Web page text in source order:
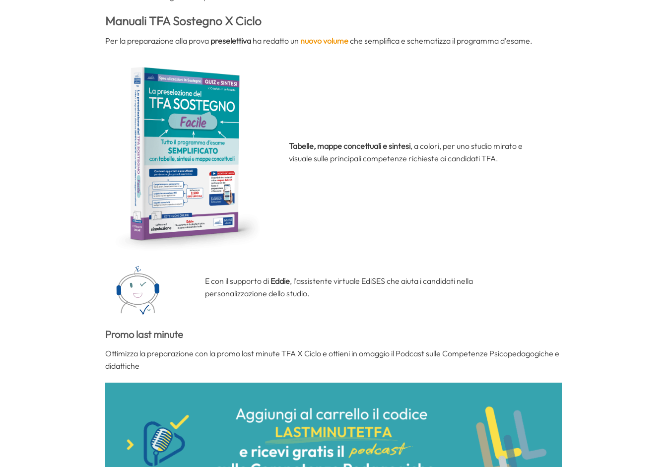
Manuali TFA Sostegno X Ciclo
Per la preparazione alla prova preselettiva ha redatto un nuovo volumeche semplifica e schematizza il programma d’esame.
Tabelle, mappe concettuali e sintesi, a colori, per uno studio mirato e
visuale sulle principali competenze richieste ai candidati TFA.
E con il supporto di Eddie, l’assistente virtuale EdiSES che aiuta i candidati nella
personalizzazione dello studio.
Promo last minute
Ottimizza la preparazione con la promo last minute TFA X Ciclo e ottieni in omaggio il Podcast sulle Competenze Psicopedagogiche e
didattiche